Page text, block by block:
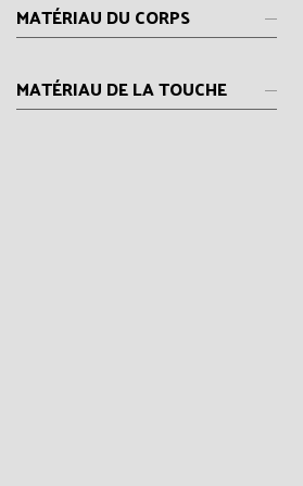
MATÉRIAU DU CORPS
MATÉRIAU DE LA TOUCHE